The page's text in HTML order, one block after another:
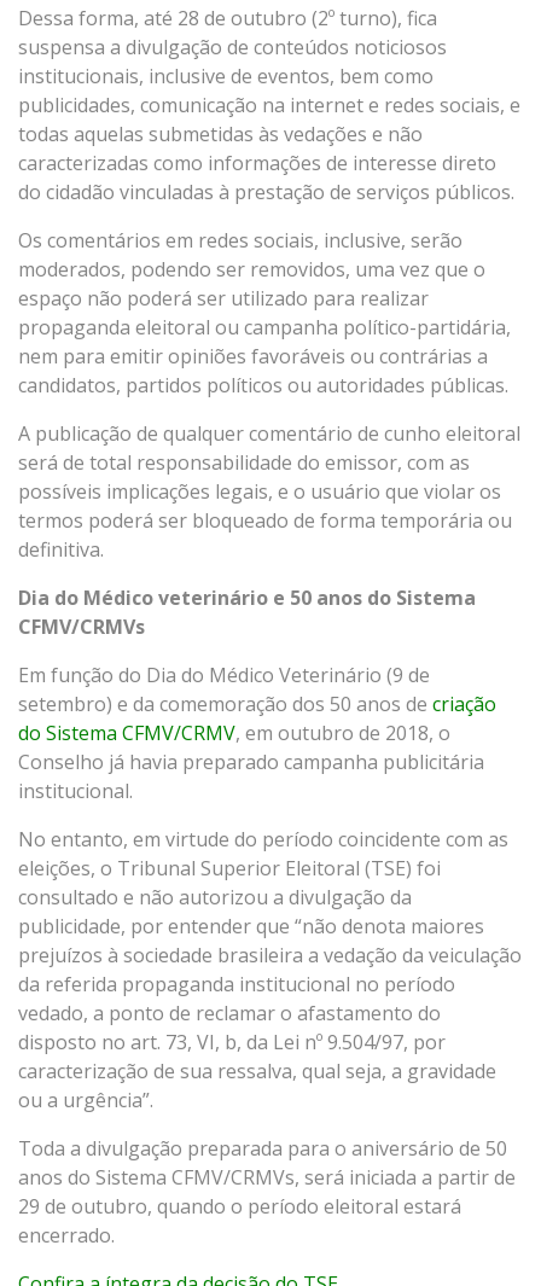
Dessa forma, até 28 de outubro (2º turno), fica
suspensa a divulgação de conteúdos noticiosos
institucionais, inclusive de eventos, bem como
publicidades, comunicação na internet e redes sociais, e
todas aquelas submetidas às vedações e não
caracterizadas como informações de interesse direto
do cidadão vinculadas à prestação de serviços públicos.
Os comentários em redes sociais, inclusive, serão
moderados, podendo ser removidos, uma vez que o
espaço não poderá ser utilizado para realizar
propaganda eleitoral ou campanha político-partidária,
nem para emitir opiniões favoráveis ou contrárias a
candidatos, partidos políticos ou autoridades públicas.
A publicação de qualquer comentário de cunho eleitoral
será de total responsabilidade do emissor, com as
possíveis implicações legais, e o usuário que violar os
termos poderá ser bloqueado de forma temporária ou
definitiva.
Dia do Médico veterinário e 50 anos do Sistema
CFMV/CRMVs
Em função do Dia do Médico Veterinário (9 de
setembro) e da comemoração dos 50 anos de criação
do Sistema CFMV/CRMV, em outubro de 2018, o
Conselho já havia preparado campanha publicitária
institucional.
No entanto, em virtude do período coincidente com as
eleições, o Tribunal Superior Eleitoral (TSE) foi
consultado e não autorizou a divulgação da
publicidade, por entender que “não denota maiores
prejuízos à sociedade brasileira a vedação da veiculação
da referida propaganda institucional no período
vedado, a ponto de reclamar o afastamento do
disposto no art. 73, VI, b, da Lei nº 9.504/97, por
caracterização de sua ressalva, qual seja, a gravidade
ou a urgência”.
Toda a divulgação preparada para o aniversário de 50
anos do Sistema CFMV/CRMVs, será iniciada a partir de
29 de outubro, quando o período eleitoral estará
encerrado.